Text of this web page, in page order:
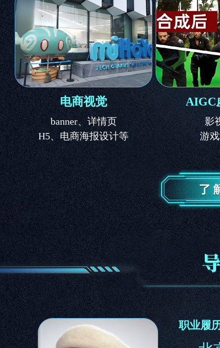
电商视觉
banner、详情页
H5、电商海报设计等
AIGC
影
游
职业履